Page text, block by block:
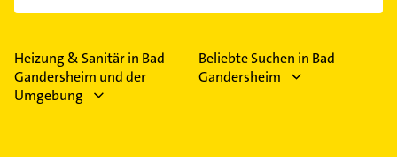
Die Heizung & Sanitär verkauft Marken wie
Heizung & Sanitär in Bad
Gandersheim und der
Umgebung
Beliebte Suchen in Bad
Gandersheim